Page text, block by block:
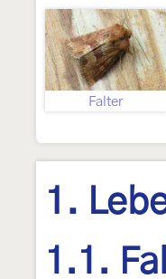
Falter
1.
1.1.